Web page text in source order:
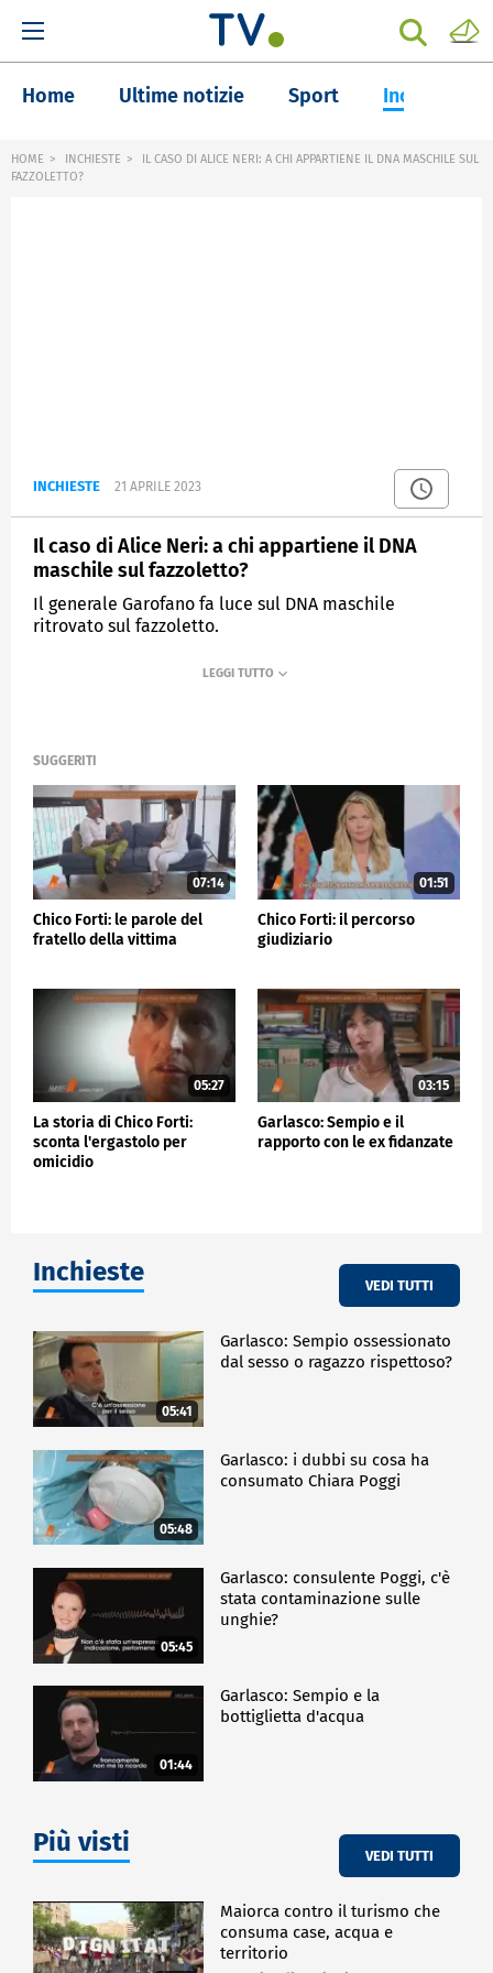
Home Ultime notizie Sport Inchieste
HOME INCHIESTE
IL CASO DI ALICE NERI: A CHI APPARTIENE IL DNA MASCHILE SUL
FAZZOLETTO?
INCHIESTE 21 APRILE 2023
Il caso di Alice Neri: a chi appartiene il DNA
maschile sul fazzoletto?
Il generale Garofano fa luce sul DNA maschile
ritrovato sul fazzoletto.
QUARTO GRADO
SUGGERITI
07:14
Chico Forti: le parole del
fratello della vittima
01:51
Chico Forti: il percorso
giudiziario
05:27
La storia di Chico Forti:
sconta l'ergastolo per
omicidio
03:15
Garlasco: Sempio e il
rapporto con le ex fidanzate
Inchieste VEDI TUTTI
05:41
Garlasco: Sempio ossessionato
dal sesso o ragazzo rispettoso?
05:48
Garlasco: i dubbi su cosa ha
consumato Chiara Poggi
05:45
Garlasco: consulente Poggi, c'è
stata contaminazione sulle
unghie?
01:44
Garlasco: Sempio e la
bottiglietta d'acqua
Più visti VEDI TUTTI
Maiorca contro il turismo che
consuma case, acqua e
territorio